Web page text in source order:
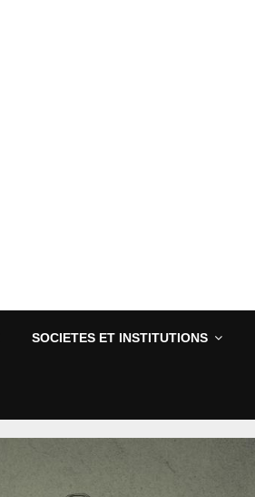
SOCIETES ET INSTITUTIONS